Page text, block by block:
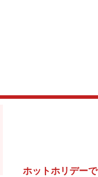
ホットホリデーで